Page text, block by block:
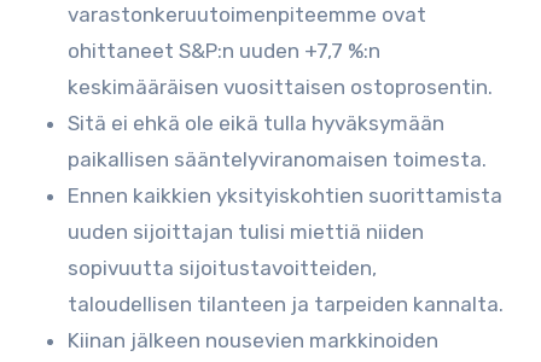
varastonkeruutoimenpiteemme ovat
ohittaneet S&P:n uuden +7,7 %:n
keskimääräisen vuosittaisen ostoprosentin.
Sitä ei ehkä ole eikä tulla hyväksymään
paikallisen sääntelyviranomaisen toimesta.
Ennen kaikkien yksityiskohtien suorittamista
uuden sijoittajan tulisi miettiä niiden
sopivuutta sijoitustavoitteiden,
taloudellisen tilanteen ja tarpeiden kannalta.
Kiinan jälkeen nousevien markkinoiden